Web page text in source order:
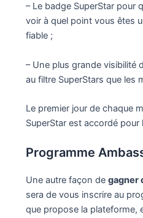
– Le badge SuperStar pour
voir à quel point vous êtes
fiable ;
– Une plus grande visibilité
au filtre SuperStars que les
Le premier jour de chaque
SuperStar est accordé
Programme
Une autre façon de gagner
sera de vous inscrire au
que propose la plateforme,